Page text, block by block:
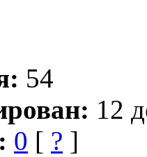
54
12
0 [ ? ]